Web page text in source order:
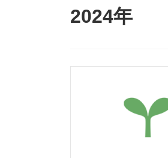
2024年